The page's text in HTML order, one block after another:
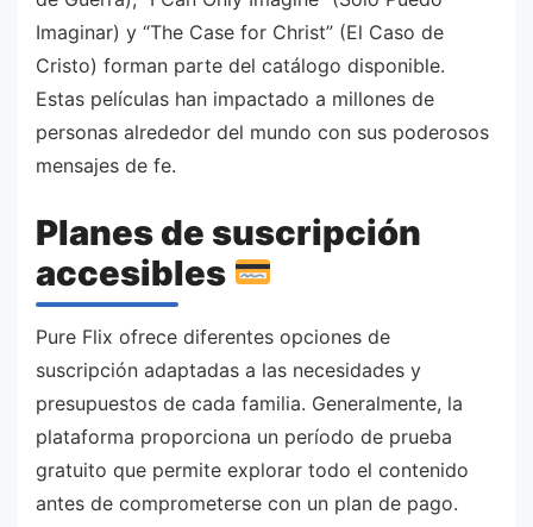
Imaginar) y “The Case for Christ” (El Caso de
Cristo) forman parte del catálogo disponible.
Estas películas han impactado a millones de
personas alrededor del mundo con sus poderosos
mensajes de fe.
Planes de suscripción
accesibles
Pure Flix ofrece diferentes opciones de
suscripción adaptadas a las necesidades y
presupuestos de cada familia. Generalmente, la
plataforma proporciona un período de prueba
gratuito que permite explorar todo el contenido
antes de comprometerse con un plan de pago.